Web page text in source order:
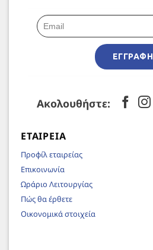
ΕΓΓΡΑΦΉ
Ακολουθήστε:
ΕΤΑΙΡΕΊΑ
Προφίλ εταιρείας
Επικοινωνία
Ωράριο Λειτουργίας
Πώς θα έρθετε
Οικονομικά στοιχεία